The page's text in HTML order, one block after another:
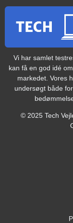
Vi har samlet
kan få en god idé
markedet. Vores
undersøgt både
© 2025 Tech